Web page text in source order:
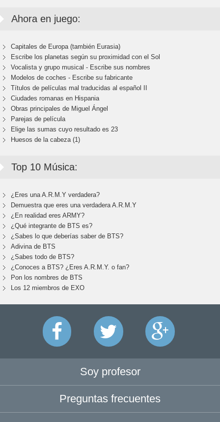
Ahora en juego:
Capitales de Europa (también Eurasia)
Escribe los planetas según su proximidad con el Sol
Vocalista y grupo musical - Escribe sus nombres
Modelos de coches - Escribe su fabricante
Títulos de películas mal traducidas al español II
Ciudades romanas en Hispania
Obras principales de Miguel Ángel
Parejas de película
Elige las sumas cuyo resultado es 23
Huesos de la cabeza (1)
Top 10 Música:
¿Eres una A.R.M.Y verdadera?
Demuestra que eres una verdadera A.R.M.Y
¿En realidad eres ARMY?
¿Qué integrante de BTS es?
¿Sabes lo que deberías saber de BTS?
Adivina de BTS
¿Sabes todo de BTS?
¿Conoces a BTS? ¿Eres A.R.M.Y. o fan?
Pon los nombres de BTS
Los 12 miembros de EXO
Soy profesor
Preguntas frecuentes